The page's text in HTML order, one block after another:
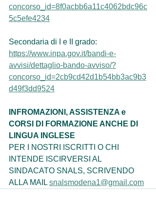
concorso_id=8f0acbb6a11c4062bdc96c
5c5efe4234
Secondaria di I e II grado:
https://www.inpa.gov.it/bandi-e-
avvisi/dettaglio-bando-avviso/?
concorso_id=2cb9cd42d1b54bb3ac9b3
d49f3dd9524
INFROMAZIONI, ASSISTENZA e
CORSI DI FORMAZIONE ANCHE DI
LINGUA INGLESE
PER I NOSTRI ISCRITTI O CHI
INTENDE ISCIRVERSI AL
SINDACATO SNALS, SCRIVENDO
ALLA MAIL snalsmodena1@gmail.com